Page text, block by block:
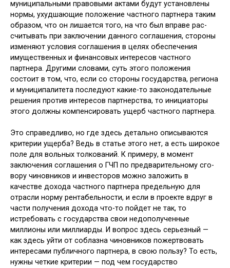
муниципальными правовыми актами будут установлены
нормы, ухудшающие положение част­ного партнера таким
образом, что он лишается того, на что был вправе рас­
считывать при заключении данного соглашения, стороны
изменяют усло­вия соглашения в целях обеспечения
имущественных и финансовых инте­ресов частного
партнера. Другими сло­вами, суть этого положения
состоит в том, что, если со стороны государства, региона
и муниципалитета последуют какие-то законодательные
решения против интересов партнерства, то ини­циаторы
этого должны компенсиро­вать ущерб частного партнера.
Это справедливо, но где здесь де­тально описываются
критерии ущерба? Ведь в статье этого нет, а есть широкое
поле для вольных толкований. К при­меру, в момент
заключения соглаше­ния о ГЧП по предварительному сго­
вору чиновников и инвесторов можно заложить в
качестве дохода частного партнера предельную для
отрасли нор­му рентабельности, и если в проекте вдруг в
части получения дохода что-то пойдет не так, то
истребовать с госу­дарства свои недополученные
миллио­ны или миллиарды. И вопрос здесь се­рьезный —
как здесь уйти от соблазна чиновников пожертвовать
интересами публичного партнера, в свою пользу? То есть,
нужны четкие критерии — под чем государство